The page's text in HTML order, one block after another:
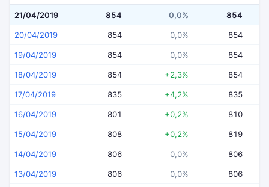
21/04/2019 854 0,0% 854
20/04/2019 854 0,0% 854
19/04/2019 854 0,0% 854
18/04/2019 854 +2,3% 854
17/04/2019 835 +4,2% 835
16/04/2019 801 +0,2% 810
15/04/2019 808 +0,2% 819
14/04/2019 806 0,0% 806
13/04/2019 806 0,0% 806